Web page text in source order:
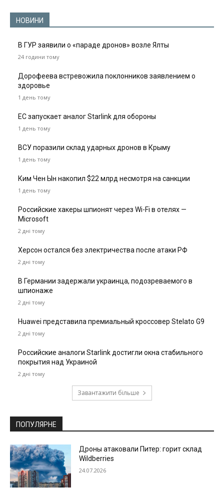
НОВИНИ
В ГУР заявили о «параде дронов» возле Ялты
24 години тому
Дорофеева встревожила поклонников заявлением о
здоровье
1 день тому
ЕС запускает аналог Starlink для обороны
1 день тому
ВСУ поразили склад ударных дронов в Крыму
1 день тому
Ким Чен Ын накопил $22 млрд несмотря на санкции
1 день тому
Российские хакеры шпионят через Wi-Fi в отелях —
Microsoft
2 дні тому
Херсон остался без электричества после атаки РФ
2 дні тому
В Германии задержали украинца, подозреваемого в
шпионаже
2 дні тому
Huawei представила премиальный кроссовер Stelato G9
2 дні тому
Российские аналоги Starlink достигли окна стабильного
покрытия над Украиной
2 дні тому
Завантажити більше
ПОПУЛЯРНЕ
Дроны атаковали Питер: горит склад
Wildberries
24.07.2026